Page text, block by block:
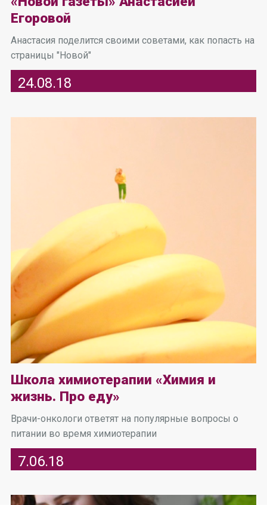
Егоровой
Анастасия поделится своими советами, как попасть на
страницы "Новой"
24.08.18
Школа химиотерапии «Химия и
жизнь. Про еду»
Врачи-онкологи ответят на популярные вопросы о
питании во время химиотерапии
7.06.18